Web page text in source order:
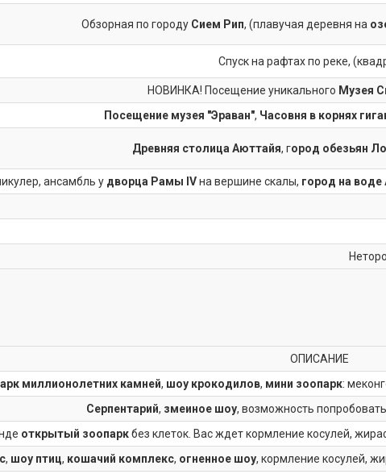
Обзорная по городу Сием Рип, (плавучая деревня на
Спуск на рафтах по реке,
НОВИНКА! Посещение уникального Музея
Посещение музея "Эраван", Часовня в корнях
Древняя столица Аюттайя, город обезьян
ансамбль у дворца Рамы IVна вершине скалы, город на воде
ОПИСАНИЕ
миллионолетних камней, шоу крокодилов, мини зоопарк:
Серпентарий, змеиное шоу, возможность
открытый зоопаркбез клеток. Вас ждет кормление косулей,
, шоу птиц, кошачий комплекс, огненное шоу, кормление косулей,